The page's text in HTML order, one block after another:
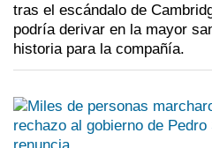
tras el escándalo de
podría derivar en la mayor
historia para la compañía.